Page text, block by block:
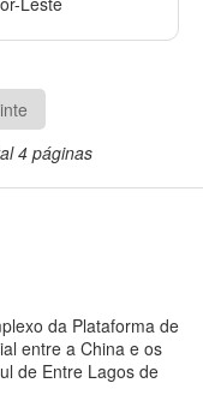
4 páginas
da Plataforma de
entre a China e os
de Entre Lagos de